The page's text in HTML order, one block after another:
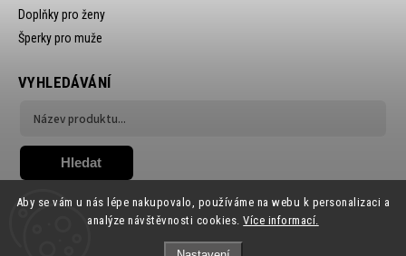
Aby se vám u nás lépe nakupovalo, používáme na webu k personalizaci a
analýze návštěvnosti cookies.Více informací.
Doplňky pro ženy
Šperky pro muže
VYHLEDÁVÁNÍ
Hledat